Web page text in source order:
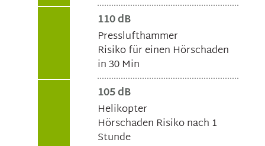
110 dB
Presslufthammer
Risiko für einen Hörschaden
in 30 Min
105 dB
Helikopter
Hörschaden Risiko nach 1
Stunde